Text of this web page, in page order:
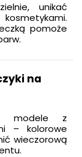
unikać
pomoże
na
modele z
– kolorowe
wieczorową